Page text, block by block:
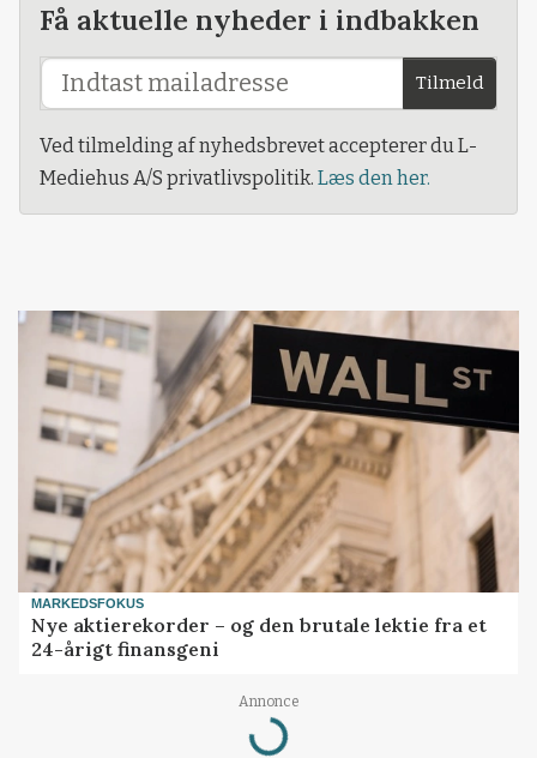
Få aktuelle nyheder i indbakken
Tilmeld
Ved tilmelding af nyhedsbrevet accepterer du L-
Mediehus A/S privatlivspolitik. Læs den her.
MARKEDSFOKUS
Nye aktierekorder – og den brutale lektie fra et
24-årigt finansgeni
Annonce
Loading...